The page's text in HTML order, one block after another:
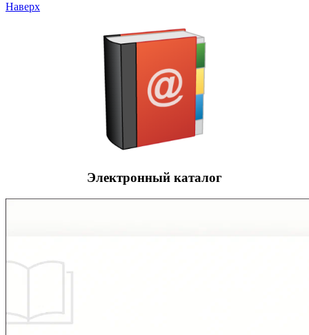
Наверх
Электронный каталог